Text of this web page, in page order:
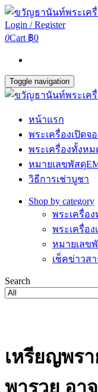
Login / Register
0Cart ฿0
Toggle navigation
หน้าแรก
พระเครื่องเปิดจอ
พระเครื่องทั้งหม
หมายเลขพัสดุ
วิธีการเช่าบูชา
Shop by category
พระเครื่อ
พระเครื่อง
หมายเลข
เช็คข่าวสา
Search
เหรียญพร
พารวย อา